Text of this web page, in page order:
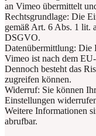
an Vimeo übermittelt
Rechtsgrundlage: Die
gemäß Art. 6 Abs. 1 lit.
DSGVO.
Datenübermittlung: Die
Vimeo ist nach dem
Dennoch besteht das
zugreifen können.
Widerruf: Sie können
Einstellungen
Weitere Informationen
abrufbar.